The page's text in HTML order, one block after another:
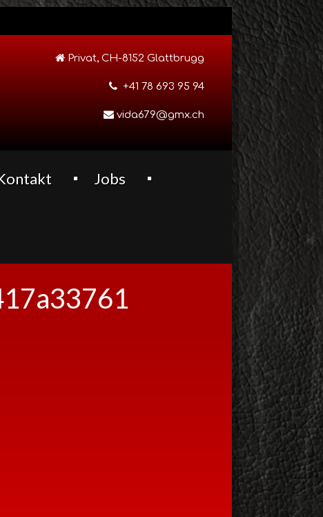
Privat, CH-8152 Glattbrugg
+41 78 693 95 94
vida679@gmx.ch
Jobs